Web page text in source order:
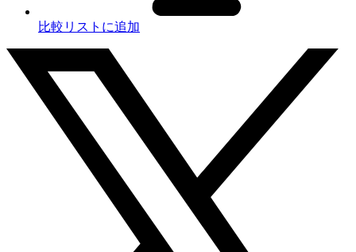
比較リストに追加